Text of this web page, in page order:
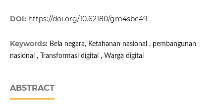
DOI: https://doi.org/10.62180/gm4sbc49
Keywords: Bela negara, Ketahanan nasional , pembangunan
nasional , Transformasi digital , Warga digital
ABSTRACT